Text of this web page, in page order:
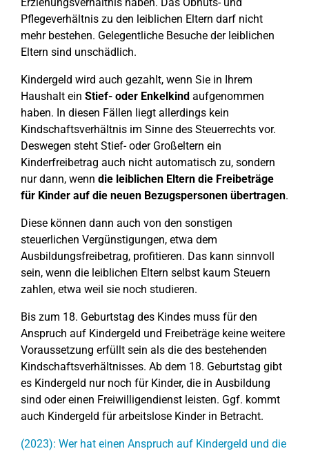
Pflegeverhältnis zu den leiblichen Eltern darf nicht
mehr bestehen. Gelegentliche Besuche der leiblichen
Eltern sind unschädlich.
Kindergeld wird auch gezahlt, wenn Sie in Ihrem
Haushalt ein Stief- oder Enkelkind aufgenommen
haben. In diesen Fällen liegt allerdings kein
Kindschaftsverhältnis im Sinne des Steuerrechts vor.
Deswegen steht Stief- oder Großeltern ein
Kinderfreibetrag auch nicht automatisch zu, sondern
nur dann, wenn die leiblichen Eltern die Freibeträge
für Kinder auf die neuen Bezugspersonen übertragen.
Diese können dann auch von den sonstigen
steuerlichen Vergünstigungen, etwa dem
Ausbildungsfreibetrag, profitieren. Das kann sinnvoll
sein, wenn die leiblichen Eltern selbst kaum Steuern
zahlen, etwa weil sie noch studieren.
Bis zum 18. Geburtstag des Kindes muss für den
Anspruch auf Kindergeld und Freibeträge keine weitere
Voraussetzung erfüllt sein als die des bestehenden
Kindschaftsverhältnisses. Ab dem 18. Geburtstag gibt
es Kindergeld nur noch für Kinder, die in Ausbildung
sind oder einen Freiwilligendienst leisten. Ggf. kommt
auch Kindergeld für arbeitslose Kinder in Betracht.
(2023): Wer hat einen Anspruch auf Kindergeld und die